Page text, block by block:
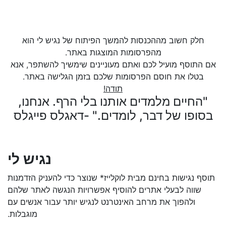
חלק חשוב מההכנסות להמשך הפיתוח של נגיש לי הוא
מהפרסומות המוצגות באתר.
אם התוסף מועיל לכם ואתם מעוניינים שימשיך להשתפר, אנא
בטלו את חוסם הפרסומות שלכם בזמן הגלישה באתר.
תודה!
"החיים מלמדים אותנו בלי הרף. אנחנו,
בסופו של דבר, לומדים." -דאגלס פייגלס
נגיש לי
תוסף נגישות בחינם מבית לוקלייז* שנוצר כדי להעניק הזדמנות
שווה לבעלי אתרים להוסיף אפשרויות הנגשה לאתר שלהם
ולהפוך את מרחב האינטרנט לנגיש יותר עבור אנשים עם
מוגבלות.